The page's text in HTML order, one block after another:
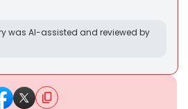
was AI-assisted and reviewed by